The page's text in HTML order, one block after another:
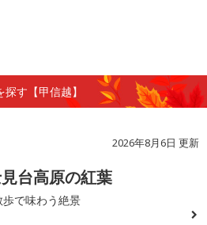
す【甲信越】
2026年8月6日 更新
台高原の紅葉
歩で味わう絶景